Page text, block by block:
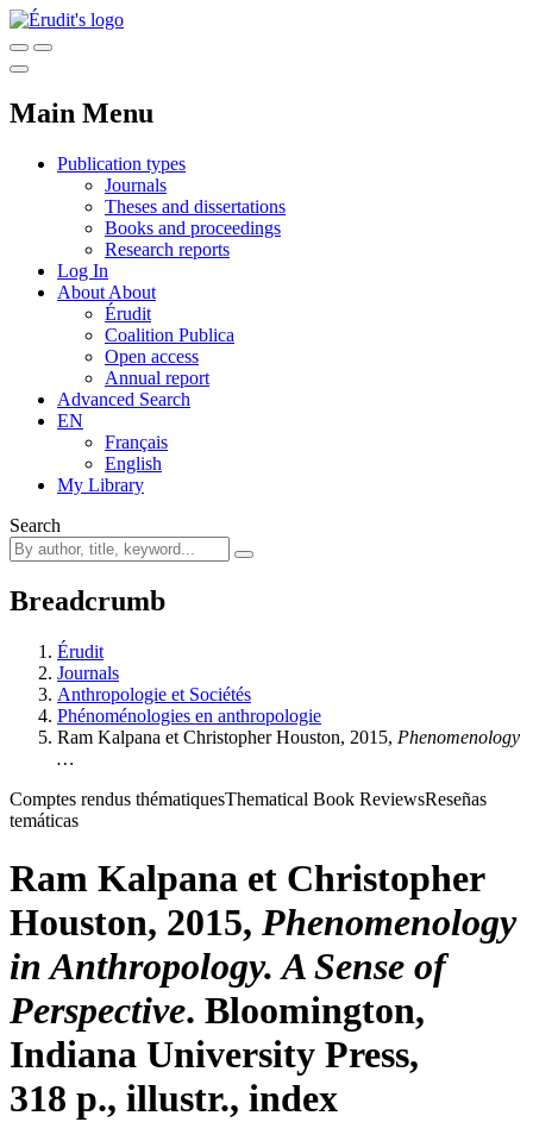
Main Menu
Publication types
Journals
Theses and dissertations
Books and proceedings
Research reports
Log In
About About
Érudit
Coalition Publica
Open access
Annual report
Advanced Search
EN
Français
English
My Library
Search
Breadcrumb
Érudit
Journals
Anthropologie et Sociétés
Phénoménologies en anthropologie
Ram Kalpana et Christopher Houston, 2015, Phenomenology
…
Comptes rendus thématiquesThematical Book ReviewsReseñas
temáticas
Ram Kalpana et Christopher
Houston, 2015, Phenomenology
in Anthropology. A Sense of
Perspective. Bloomington,
Indiana University Press,
318 p., illustr., index